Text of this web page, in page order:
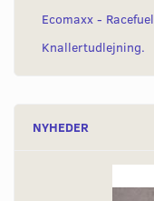
Ecomaxx - Racefuel
Knallertudlejning.
NYHEDER